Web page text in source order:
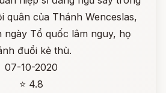
quân của Thánh Wenceslas,
ngày Tổ quốc lâm nguy, họ
đuổi kẻ thù.
07-10-2020
⭐ 4.8